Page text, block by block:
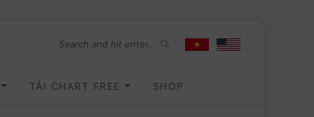
TẢI CHART FREE SHOP